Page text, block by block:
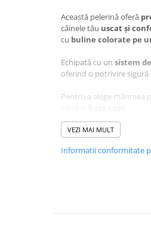
Antiparazitare Pisici
Vitamine Pisici
Această pelerină oferă
câinele tău uscat și
cu buline colorate pe
Echipată cu un sistem
oferind o potrivire sigură
Pentru a alege mărimea
Pelerină
VEZI MAI MULT
Informatii conformitate